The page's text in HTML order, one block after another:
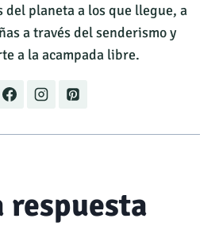
del planeta a los que llegue, a
a través del senderismo y
a la acampada libre.
respuesta